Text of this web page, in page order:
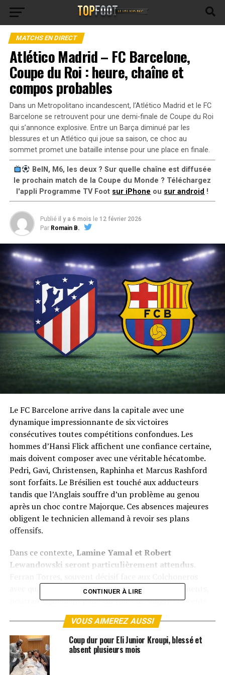
MATCHS EN DIRECT
Atlético Madrid – FC Barcelone,
Coupe du Roi : heure, chaîne et
compos probables
Dans un Metropolitano incandescent, l’Atlético Madrid et le FC
Barcelone se retrouvent pour une demi-finale de Coupe du Roi
qui s’annonce explosive. Entre un Barça diminué par les
blessures et un Atlético qui joue sa saison, ce choc au
sommet promet une bataille intense pour une place en finale.
BeIN, M6, les deux ? Sur quelle chaîne est diffusée
le prochain match de la Coupe du Monde ? Téléchargez
l'appli Programme TV Foot sur iPhone ou sur android !
Publié il y a 6 mois le 12 février 2026
Par Romain B.
Le FC Barcelone arrive dans la capitale avec une
dynamique impressionnante de six victoires
consécutives toutes compétitions confondues. Les
hommes d’Hansi Flick affichent une confiance certaine,
mais doivent composer avec une véritable hécatombe.
Pedri, Gavi, Christensen, Raphinha et Marcus Rashford
sont forfaits. Le Brésilien est touché aux adducteurs
tandis que l’Anglais souffre d’un problème au genou
après un choc contre Majorque. Ces absences majeures
obligent le technicien allemand à revoir ses plans
offensifs.
Dans ce contexte, Lamine Yamal et Robert
Lewandowski seront particulièrement attendus
avec quatre buts lors des trois derniers affrontements,
pourrait également jouer un rôle clé. Malgré ces vents
contraires, la presse catalane affiche son optimisme.
Air Barça », titre Mundo Deportivo, espérant voir
l’équipe s’envoler vers la finale malgré les obstacles.
En face, l’Atlético Madrid joue gros. Troisièmes en Liga à
13 points du Barça, les hommes de Diego Simeone
CONTINUER À LIRE
VOUS AIMEREZ AUSSI
Coup dur pour Eli Junior Kroupi, blessé et
absent plusieurs mois